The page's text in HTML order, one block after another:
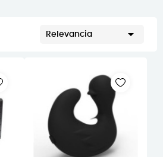
Relevancia 